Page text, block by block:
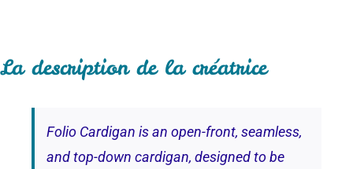
La description de la créatrice
Folio Cardigan is an open-front, seamless,
and top-down cardigan, designed to be